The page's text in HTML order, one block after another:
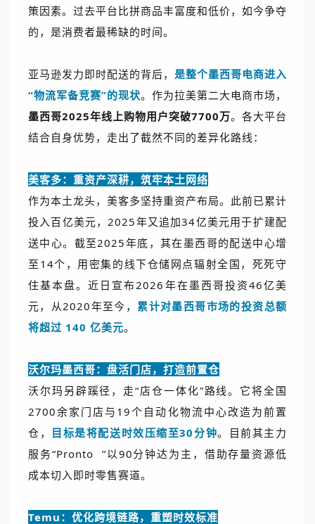
策因素。过去平台比拼商品丰富度和低价，如今争夺
的，是消费者最稀缺的时间。
亚马逊发力即时配送的背后， 是整个墨西哥电商进入
“物流军备竞赛”的现状。作为拉美第二大电商市场，
墨西哥2025年线上购物用户突破7700万。各大平台
结合自身优势，走出了截然不同的差异化路线：
美客多：重资产深耕，筑牢本土网络
作为本土龙头，美客多坚持重资产布局。此前已累计
投入百亿美元，2025年又追加34亿美元用于扩建配
送中心。截至2025年底，其在墨西哥的配送中心增
至14个，用密集的线下仓储网点辐射全国，死死守
住基本盘。近日宣布2026年在墨西哥投资46亿美
元，从2020年至今， 累计对墨西哥市场的投资总额
将超过 140 亿美元。
沃尔玛墨西哥：盘活门店，打造前置仓
沃尔玛另辟蹊径，走“店仓一体化”路线。它将全国
2700余家门店与19个自动化物流中心改造为前置
仓， 目标是将配送时效压缩至30分钟。目前其主力
服务“Pronto
”以90分钟达为主，借助存量资源低
成本切入即时零售赛道。
Temu：优化跨境链路，重塑时效标准